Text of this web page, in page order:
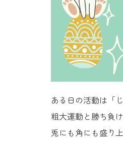
ある日の活動は「
粗大運動と勝ち負
兎にも角にも盛り